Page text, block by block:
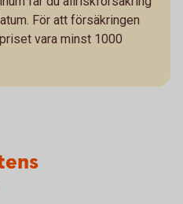
För att försäkringen
vara minst 1000